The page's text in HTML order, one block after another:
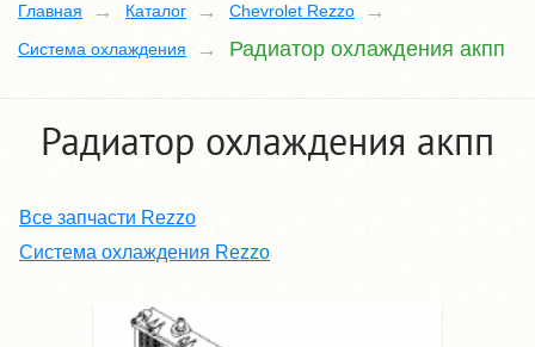
Главная Каталог
Chevrolet Rezzo
Система охлаждения
Радиатор охлаждения акпп
Радиатор охлаждения акпп
Все запчасти Rezzo
Система охлаждения Rezzo